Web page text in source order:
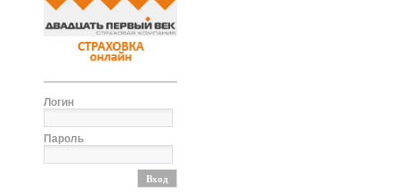
Логин
Пароль